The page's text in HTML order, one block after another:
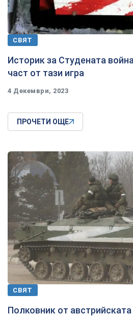
СВЯТ
Историк за Студената
част от тази игра
4 Декември, 2023
ПРОЧЕТИ ОЩЕ
СВЯТ
Полковник от